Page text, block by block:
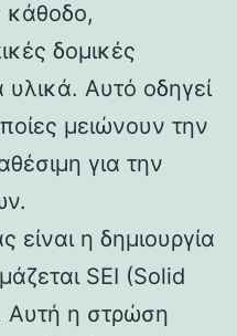
κάθοδο,
δομικές
Αυτό οδηγεί
μειώνουν την
για την
η δημιουργία
SEI (Solid
Αυτή η στρώση